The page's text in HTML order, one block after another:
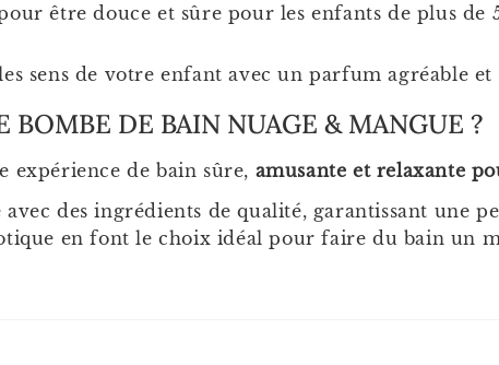
être douce et sûre pour les enfants de plus de
sens de votre enfant avec un parfum agréable
DE BAIN NUAGE & MANGUE ?
expérience de bain sûre, amusante et relaxante
des ingrédients de qualité, garantissant une
en font le choix idéal pour faire du bain un